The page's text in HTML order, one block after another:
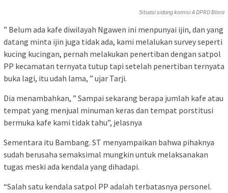
Situasi sidang komisi A DPRD Blora
” Belum ada kafe diwilayah Ngawen ini menpunyai ijin, dan yang
datang minta ijin juga tidak ada, kami melalukan survey seperti
kucing kucingan, pernah melakukan penertiban dengan satpol
PP kecamatan ternyata tutup tapi setelah penertiban ternyata
buka lagi, itu udah lama, ” ujar Tarji.
Dia menambahkan, ” Sampai sekarang berapa jumlah kafe atau
tempat yang menjual minuman keras dan tempat porstitusi
bermuka kafe kami tidak tahu”, jelasnya
Sementara itu Bambang. ST menyampaikan bahwa pihaknya
sudah berusaha semaksimal mungkin untuk melaksanakan
tugas meski ada kendala yang dihadapi.
“Salah satu kendala satpol PP adalah terbatasnya personel.